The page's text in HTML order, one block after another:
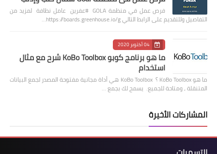
فرص عمل في منظمة GOLA #عفرين عامل نظافة لمزيد من
التفاصيل وللتقديم على الرابط التالي https://boards.greenhouse.io/g…
04 أكتوبر 2020
ما هو برنامج كوبو KoBo Toolbox شرح مع مثال
استخدام
ما هو KoBo Toolbox ؟ KoBo Toolbox هي أداة مجانية مفتوحة المصدر لجمع البيانات
المتنقلة ، ومتاحة للجميع. يسمح لك بجمع …
المشاركات الأخيرة